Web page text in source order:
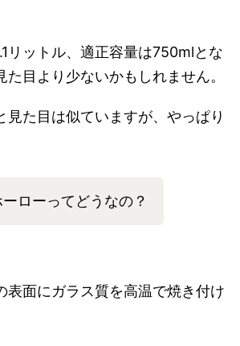
リットル、適正容量は750mlとな
た目より少ないかもしれません。
見た目は似ていますが、やっぱり
ローってどうなの？
表面にガラス質を高温で焼き付け